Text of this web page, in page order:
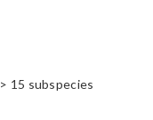
> 15 subspecies